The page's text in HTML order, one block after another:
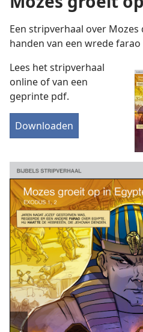
Een stripverhaal over
handen van een wrede farao
Lees het stripverhaal
online of van een
geprinte pdf.
Downloaden